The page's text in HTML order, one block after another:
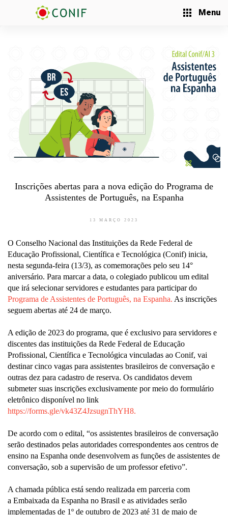
Menu
Inscrições abertas para a nova edição do Programa de
Assistentes de Português, na Espanha
13 MARÇO 2023
O Conselho Nacional das Instituições da Rede Federal de
Educação Profissional, Científica e Tecnológica (Conif) inicia,
nesta segunda-feira (13/3), as comemorações pelo seu 14°
aniversário. Para marcar a data, o colegiado publicou um edital
que irá selecionar servidores e estudantes para participar do
Programa de Assistentes de Português, na Espanha. As inscrições
seguem abertas até 24 de março.
A edição de 2023 do programa, que é exclusivo para servidores e
discentes das instituições da Rede Federal de Educação
Profissional, Científica e Tecnológica vinculadas ao Conif, vai
destinar cinco vagas para assistentes brasileiros de conversação e
outras dez para cadastro de reserva. Os candidatos devem
submeter suas inscrições exclusivamente por meio do formulário
eletrônico disponível no link
https://forms.gle/vk43Z4JzsugnThYH8.
De acordo com o edital, “os assistentes brasileiros de conversação
serão destinados pelas autoridades correspondentes aos centros de
ensino na Espanha onde desenvolvem as funções de assistentes de
conversação, sob a supervisão de um professor efetivo”.
A chamada pública está sendo realizada em parceria com
a Embaixada da Espanha no Brasil e as atividades serão
implementadas de 1º de outubro de 2023 até 31 de maio de